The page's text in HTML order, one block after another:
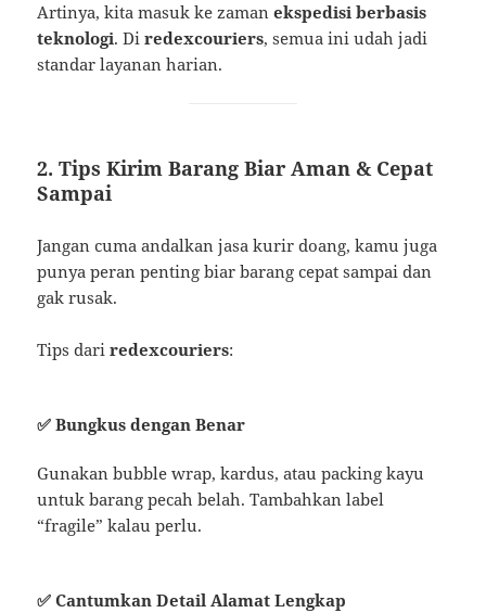
Artinya, kita masuk ke zamanekspedisi berbasis
teknologi. Diredexcouriers, semua ini udah jadi
standar layanan harian.
2. Tips Kirim Barang Biar Aman & Cepat
Sampai
Jangan cuma andalkan jasa kurir doang, kamu juga
punya peran penting biar barang cepat sampai dan
gak rusak.
Tips dariredexcouriers:
✅ Bungkus dengan Benar
Gunakan bubble wrap, kardus, atau packing kayu
untuk barang pecah belah. Tambahkan label
“fragile” kalau perlu.
✅ Cantumkan Detail Alamat Lengkap